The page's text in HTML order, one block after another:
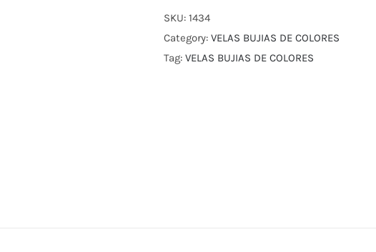
SKU: 1434
Category: VELAS BUJIAS DE COLORES
Tag: VELAS BUJIAS DE COLORES